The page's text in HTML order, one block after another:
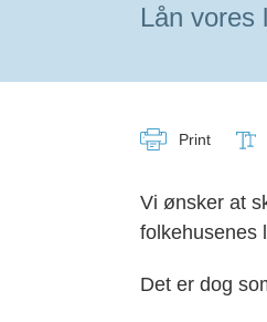
Lån vores
Print
Vi ønsker at
folkehusenes
Det er dog